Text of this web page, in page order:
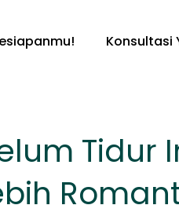
Konsultasi
Tidur